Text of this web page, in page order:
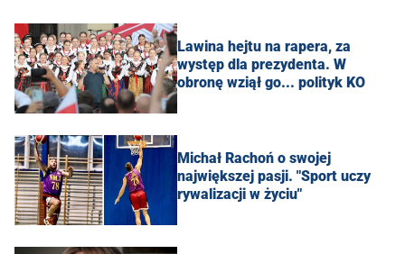
Lawina hejtu na rapera, za
występ dla prezydenta. W
obronę wziął go... polityk KO
Michał Rachoń o swojej
największej pasji. "Sport uczy
rywalizacji w życiu"